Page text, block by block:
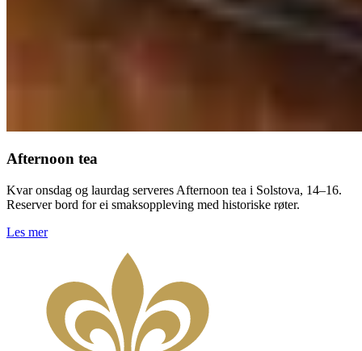
Afternoon tea
Kvar onsdag og laurdag serveres Afternoon tea i Solstova, 14–16.
Reserver bord for ei smaksoppleving med historiske røter.
Les mer